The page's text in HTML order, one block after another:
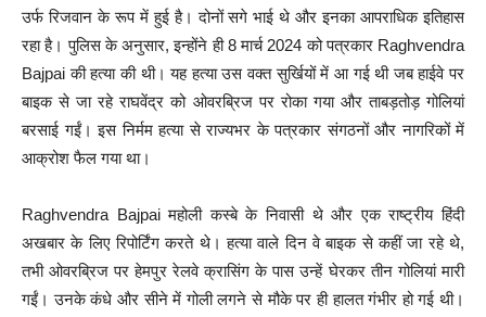
उर्फ रिजवान के रूप में हुई है। दोनों सगे भाई थे और इनका आपराधिक इतिहास
रहा है। पुलिस के अनुसार, इन्होंने ही 8 मार्च 2024 को पत्रकार Raghvendra
Bajpai की हत्या की थी। यह हत्या उस वक्त सुर्खियों में आ गई थी जब हाईवे पर
बाइक से जा रहे राघवेंद्र को ओवरब्रिज पर रोका गया और ताबड़तोड़ गोलियां
बरसाई गईं। इस निर्मम हत्या से राज्यभर के पत्रकार संगठनों और नागरिकों में
आक्रोश फैल गया था।
Raghvendra Bajpai महोली कस्बे के निवासी थे और एक राष्ट्रीय हिंदी
अखबार के लिए रिपोर्टिंग करते थे। हत्या वाले दिन वे बाइक से कहीं जा रहे थे,
तभी ओवरब्रिज पर हेमपुर रेलवे क्रासिंग के पास उन्हें घेरकर तीन गोलियां मारी
गईं। उनके कंधे और सीने में गोली लगने से मौके पर ही हालत गंभीर हो गई थी।